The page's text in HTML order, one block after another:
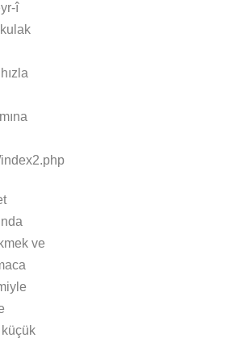
î
ve